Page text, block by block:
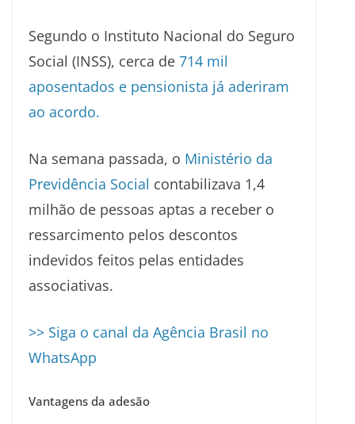
Segundo o Instituto Nacional do Seguro
Social (INSS), cerca de 714 mil
aposentados e pensionista já aderiram
ao acordo.
Na semana passada, o Ministério da
Previdência Social contabilizava 1,4
milhão de pessoas aptas a receber o
ressarcimento pelos descontos
indevidos feitos pelas entidades
associativas.
>> Siga o canal da Agência Brasil no
WhatsApp
Vantagens da adesão